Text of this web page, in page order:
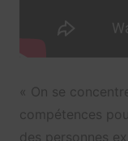
« On se
compétences
des personnes